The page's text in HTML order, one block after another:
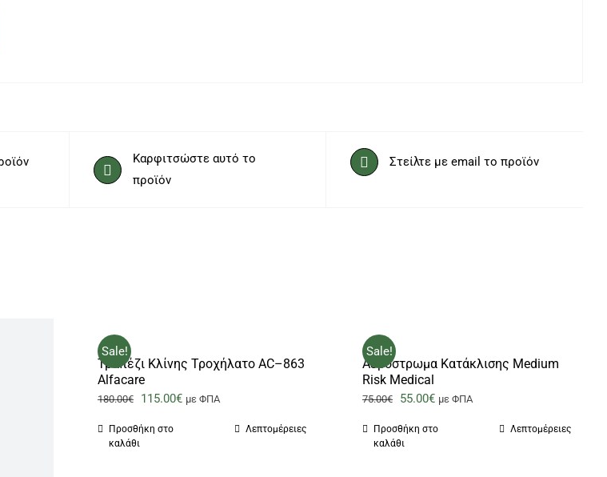
Καρφιτσώστε αυτό το
προϊόν
Στείλτε με email το προϊόν
Sale!
Τραπέζι Κλίνης Τροχήλατο AC–863
Alfacare
180.00€
Original
115.00€Ημε ΦΠΑ
Προσθήκη στο
καλάθι
Λεπτομέρειες
Sale!
Αερόστρωμα Κατάκλισης Medium
Risk Medical
75.00€
Original
was:
55.00€Ημε ΦΠΑ
Προσθήκη στο
καλάθι
Λεπτομέρειες